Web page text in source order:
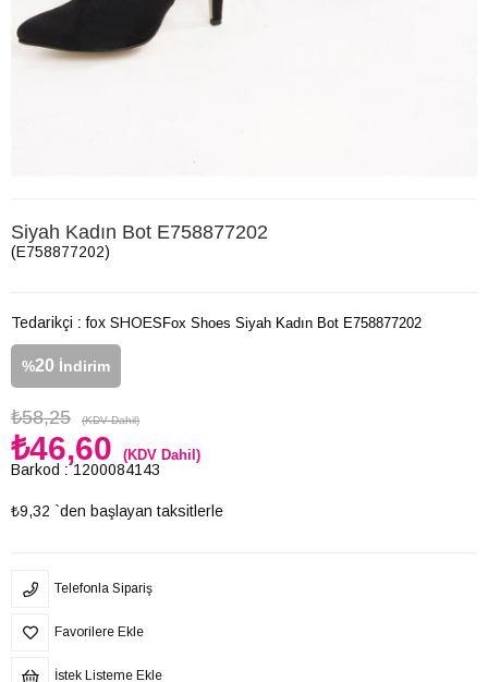
Siyah Kadın Bot E758877202
(E758877202)
Tedarikçi : fox SHOES
%20 İndirim
₺58,25 (KDV Dahil)
₺46,60 (KDV Dahil)
Barkod : 1200084143
₺9,32 `den başlayan taksitlerle
Fox Shoes Siyah Kadın Bot E758877202
Telefonla Sipariş
Favorilere Ekle
İstek Listeme Ekle